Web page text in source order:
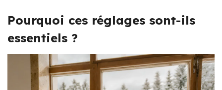
Pourquoi ces réglages sont-ils
essentiels ?